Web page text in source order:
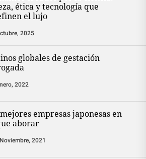
ética y tecnología que
el lujo
2025
globales de gestación
2022
empresas japonesas en
aborar
2021